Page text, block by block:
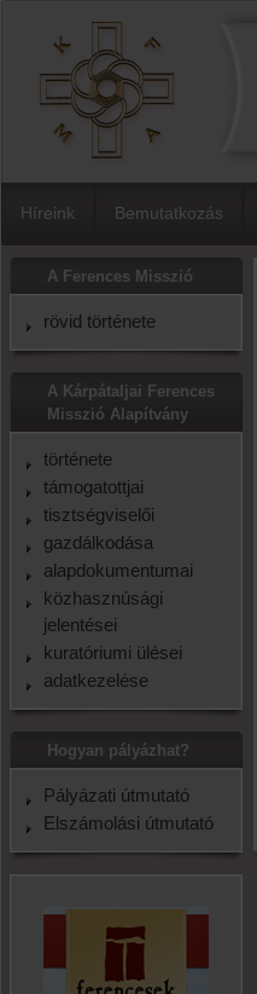
Híreink Bemutatkozás
A Ferences Misszió
rövid története
A Kárpátaljai Ferences
Misszió Alapítvány
története
támogatottjai
tisztségviselői
gazdálkodása
alapdokumentumai
közhasznúsági
jelentései
kuratóriumi ülései
adatkezelése
Hogyan pályázhat?
Pályázati útmutató
Elszámolási útmutató